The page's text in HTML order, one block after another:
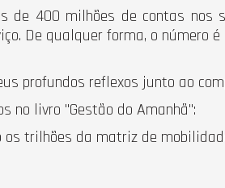
400 milhões de contas nos
De qualquer forma, o número
profundos reflexos junto ao
no livro "Gestão do Amanhã":
trilhões da matriz de